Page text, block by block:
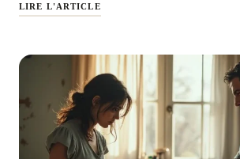
LIRE L'ARTICLE